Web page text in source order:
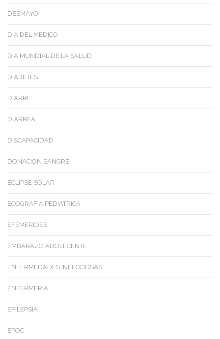
DESMAYO
DIA DEL MÉDICO
DIA MUNDIAL DE LA SALUD
DIABETES
DIARRE
DIARREA
DISCAPACIDAD
DONACION SANGRE
ECLIPSE SOLAR
ECOGRAFIA PEDIATRICA
EFEMERIDES
EMBARAZO ADOLECENTE
ENFERMEDADES INFECCIOSAS
ENFERMERIA
EPILEPSIA
EPOC